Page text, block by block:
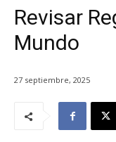
Revisar
Mundo
27 septiembre, 2025